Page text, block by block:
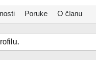
Poruke O članu